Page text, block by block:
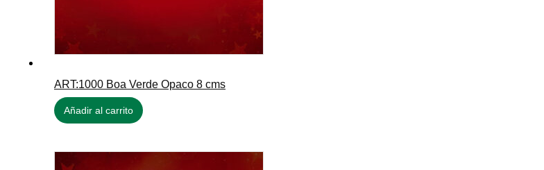
ART:1000 Boa Verde Opaco 8 cms
Añadir al carrito